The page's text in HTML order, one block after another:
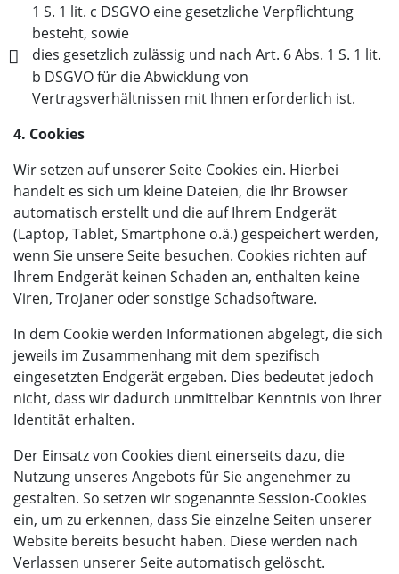
1 S. 1 lit. c DSGVO eine gesetzliche Verpflichtung
besteht, sowie
dies gesetzlich zulässig und nach Art. 6 Abs. 1 S. 1 lit.
b DSGVO für die Abwicklung von
Vertragsverhältnissen mit Ihnen erforderlich ist.
4. Cookies
Wir setzen auf unserer Seite Cookies ein. Hierbei
handelt es sich um kleine Dateien, die Ihr Browser
automatisch erstellt und die auf Ihrem Endgerät
(Laptop, Tablet, Smartphone o.ä.) gespeichert werden,
wenn Sie unsere Seite besuchen. Cookies richten auf
Ihrem Endgerät keinen Schaden an, enthalten keine
Viren, Trojaner oder sonstige Schadsoftware.
In dem Cookie werden Informationen abgelegt, die sich
jeweils im Zusammenhang mit dem spezifisch
eingesetzten Endgerät ergeben. Dies bedeutet jedoch
nicht, dass wir dadurch unmittelbar Kenntnis von Ihrer
Identität erhalten.
Der Einsatz von Cookies dient einerseits dazu, die
Nutzung unseres Angebots für Sie angenehmer zu
gestalten. So setzen wir sogenannte Session-Cookies
ein, um zu erkennen, dass Sie einzelne Seiten unserer
Website bereits besucht haben. Diese werden nach
Verlassen unserer Seite automatisch gelöscht.